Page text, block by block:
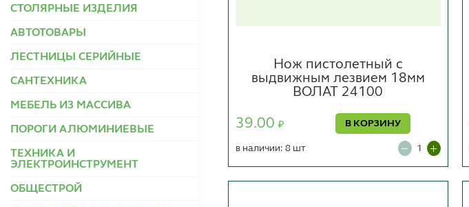
СТОЛЯРНЫЕ ИЗДЕЛИЯ
АВТОТОВАРЫ
ЛЕСТНИЦЫ СЕРИЙНЫЕ
САНТЕХНИКА
МЕБЕЛЬ ИЗ МАССИВА
ПОРОГИ АЛЮМИНИЕВЫЕ
ТЕХНИКА И
ЭЛЕКТРОИНСТРУМЕНТ
ОБЩЕСТРОЙ
Нож пистолетный с
выдвижным лезвием 18мм
ВОЛАТ 24100
39.00₽ В КОРЗИНУ
в наличии: 8 шт